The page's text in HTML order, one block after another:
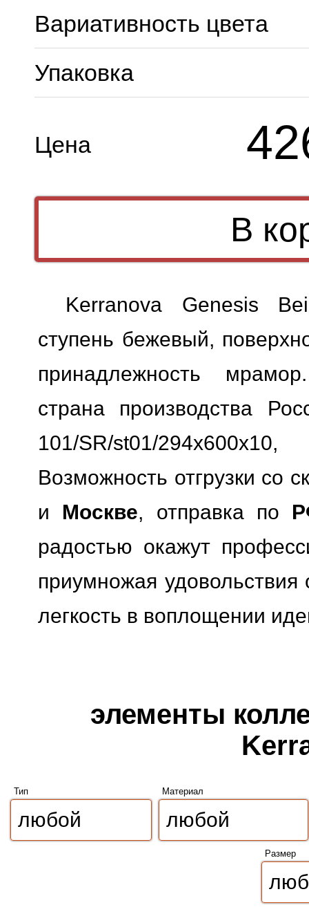
Вариативность цвета
Упаковка
Цена
Kerranova Genesis
ступень бежевый,
принадлежность
страна производства
101/SR/st01/
Возможность отгрузки со
и Москве, отправка по
радостью окажут
приумножая
легкость в воплощении
элементы
Тип Материал
Размер